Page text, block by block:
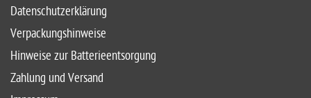
Datenschutzerklärung
Verpackungshinweise
Hinweise zur Batterieentsorgung
Zahlung und Versand